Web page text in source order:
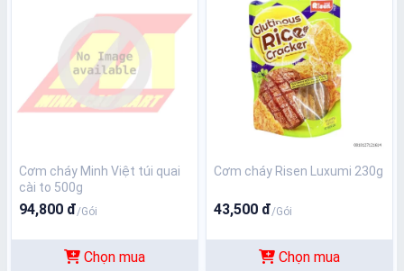
Cơm cháy Minh Việt túi quai
cài to 500g
94,800 đ/Gói
Chọn mua
Cơm cháy Risen Luxumi 230g
43,500 đ/Gói
Chọn mua